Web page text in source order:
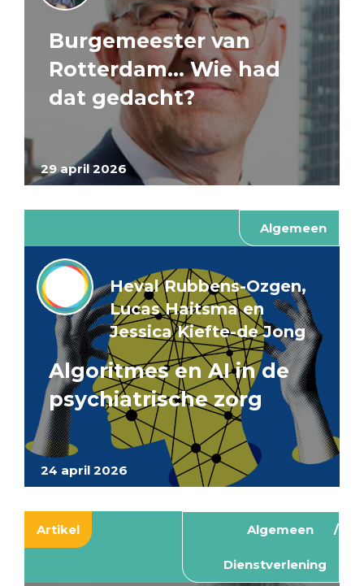
29 april 2026
Burgemeester van
Rotterdam… Wie had
dat gedacht?
Algemeen
24 april 2026
Heval Rubbens-Ozgen,
Lucas Haitsma en
Jessica Kiefte-de Jong
Algoritmes en AI in de
psychiatrische zorg
Artikel Algemeen
Dienstverlening